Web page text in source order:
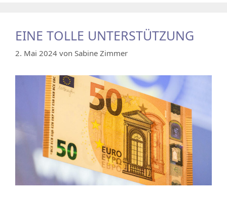
EINE TOLLE UNTERSTÜTZUNG
2. Mai 2024 von Sabine Zimmer